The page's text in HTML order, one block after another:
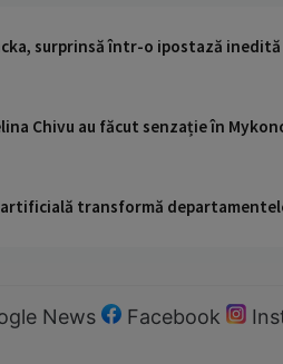
surprinsă într-o ipostază
Chivu au făcut senzație în
transformă
News Facebook